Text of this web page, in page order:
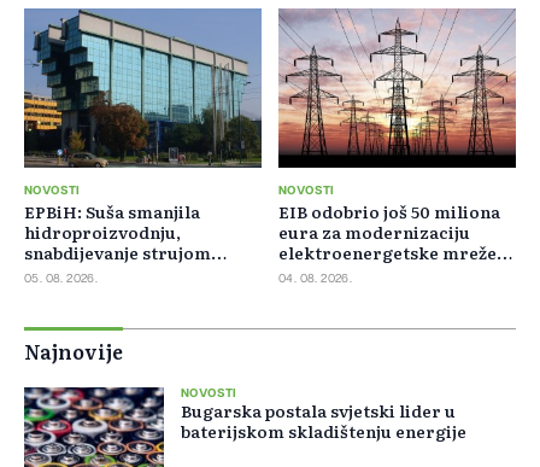
NOVOSTI
EPBiH: Suša smanjila
hidroproizvodnju,
snabdijevanje strujom
ostaje stabilno
05. 08. 2026.
NOVOSTI
EIB odobrio još 50 miliona
eura za modernizaciju
elektroenergetske mreže
Slovačke
04. 08. 2026.
Najnovije
NOVOSTI
Bugarska postala svjetski lider u
baterijskom skladištenju energije